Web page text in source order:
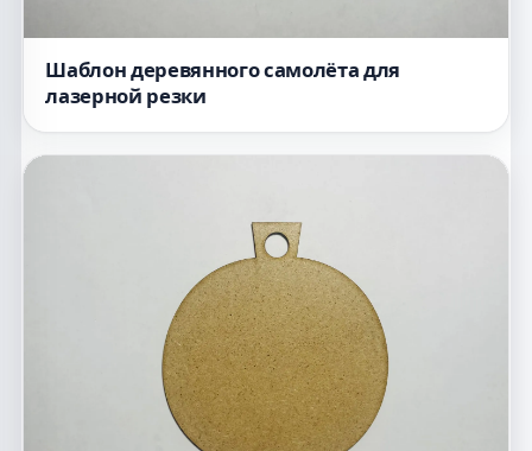
Шаблон деревянного самолёта для
лазерной резки